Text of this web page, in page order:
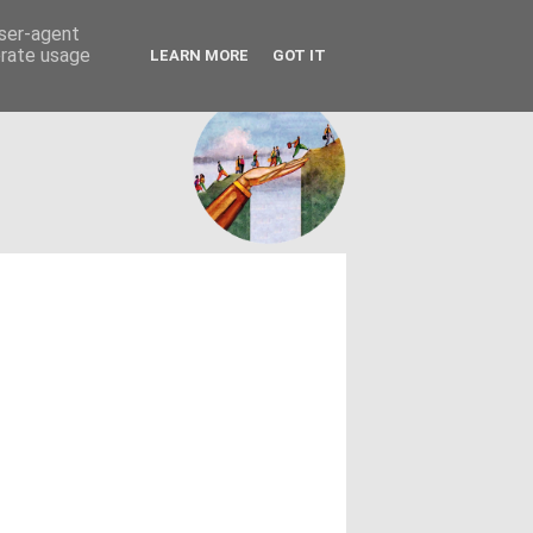
FACEBOOK
θεσμών - κοινωνίας
agent
usage
LEARN MORE GOT IT